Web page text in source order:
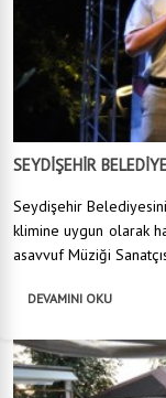
SEYDİŞEHİR
Seydişehir
klimine uygun olarak
asavvuf Müziği
DEVAMINI OKU